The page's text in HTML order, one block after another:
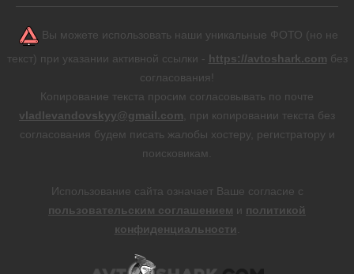
Вы можете использовать наши уникальные ФОТО (но не
текст) при указании активной ссылки - https://avtoshark.com без
согласования!
Копирование текста просим согласовывать по почте
vladlevandovskyy@gmail.com , при копировании текста без
согласования будем писать жалобы хостеру, регистратору и
поисковикам.
Использование сайта означает Ваше согласие с
пользовательским соглашением и политикой
конфиденциальности